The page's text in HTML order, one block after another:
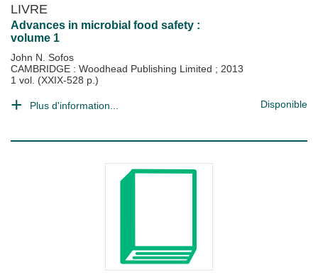
LIVRE
Advances in microbial food safety :
volume 1
John N. Sofos
CAMBRIDGE : Woodhead Publishing Limited ; 2013
1 vol. (XXIX-528 p.)
Plus d'information... Disponible